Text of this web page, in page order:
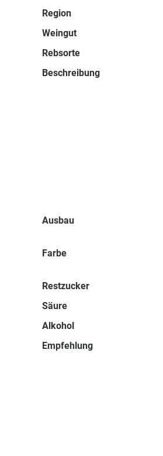
Region
Weingut
Rebsorte
Beschreibung
Ausbau
Farbe
Restzucker
Säure
Alkohol
Empfehlung